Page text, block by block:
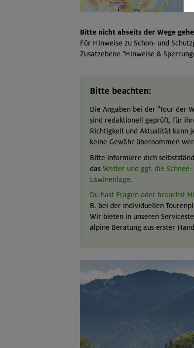
Bitte nicht abseits der Wege
Für Hinweise zu Schon- und
Zusatzebene "Hinweise &
Bitte beachten:
Die Angaben bei der "Tour der
sind redaktionell geprüft, für
Richtigkeit und Aktualität kann
keine Gewähr übernommen
Bitte informiere dich
das Wetter und ggf. die Schnee-
Lawinenlage.
Du hast Fragen oder brauchst
B. bei der individuellen
Wir bieten in unseren
alpine Beratung aus erster